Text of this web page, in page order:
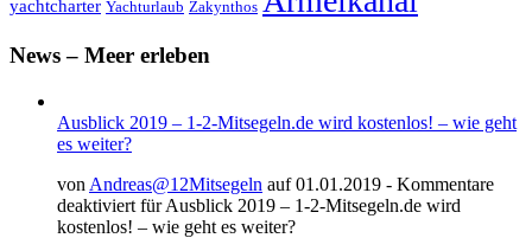
yachtcharter Yachturlaub Zakynthos
News – Meer erleben
Ausblick 2019 – 1-2-Mitsegeln.de wird kostenlos! – wie geht
es weiter?
von Andreas@12Mitsegeln auf 01.01.2019 - Kommentare
deaktiviert für Ausblick 2019 – 1-2-Mitsegeln.de wird
kostenlos! – wie geht es weiter?